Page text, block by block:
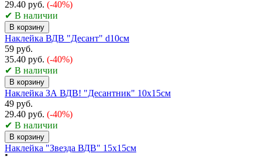
29.40 руб. (-40%)
✔ В наличии
В корзину
Наклейка ВДВ "Десант" d10см
59 руб.
35.40 руб. (-40%)
✔ В наличии
В корзину
Наклейка ЗА ВДВ! "Десантник" 10х15см
49 руб.
29.40 руб. (-40%)
✔ В наличии
В корзину
Наклейка "Звезда ВДВ" 15х15см